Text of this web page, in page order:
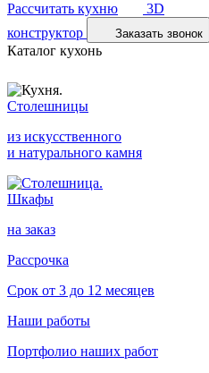
Рассчитать кухню
3D
конструктор
Заказать звонок
Каталог кухонь
Столешницы
из искусственного
и натурального камня
Шкафы
на заказ
Рассрочка
Срок от 3 до 12 месяцев
Наши работы
Портфолио наших работ